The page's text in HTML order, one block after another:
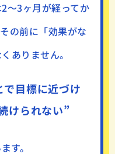
2～3ヶ月が経ってか
の前に「効果がな
ありません。
で目標に近づけ
けられない”
す。